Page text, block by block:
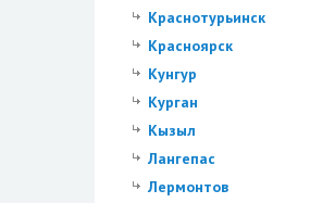
Краснотурьинск
Красноярск
Кунгур
Курган
Кызыл
Лангепас
Лермонтов